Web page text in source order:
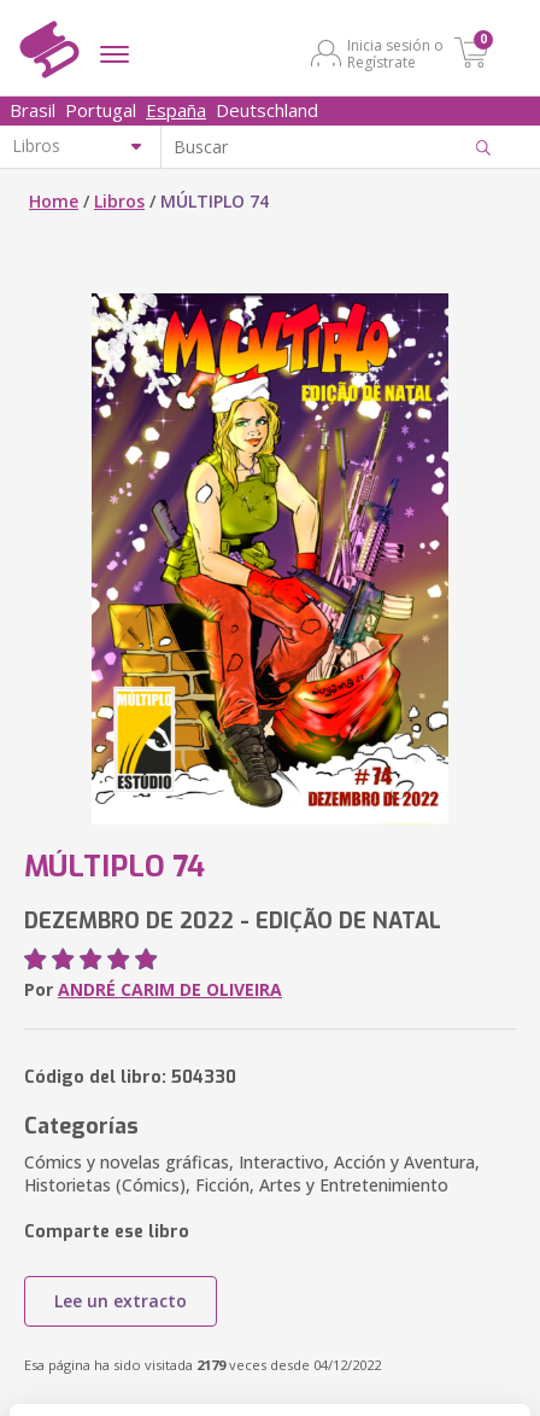
Inicia sesión o
Regístrate
0
Brasil Portugal España Deutschland
Home / Libros / MÚLTIPLO 74
MÚLTIPLO 74
DEZEMBRO DE 2022 - EDIÇÃO DE NATAL
Por ANDRÉ CARIM DE OLIVEIRA
Código del libro: 504330
Categorías
Cómics y novelas gráficas, Interactivo, Acción y Aventura,
Historietas (Cómics), Ficción, Artes y Entretenimiento
Comparte ese libro
Lee un extracto
Esa página ha sido visitada 2179veces desde 04/12/2022